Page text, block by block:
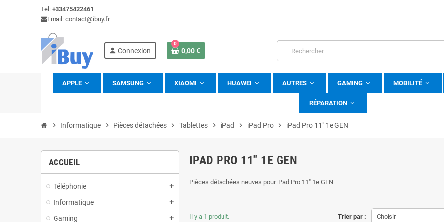
Tel: +33475422461
Email: contact@ibuy.fr
person Connexion
0
0,00 €
view_headline
APPLE SAMSUNG XIAOMI HUAWEI AUTRES GAMING MOBILITÉ
RÉPARATION
chevron_right Informatique chevron_right Pièces détachées chevron_right Tablettes chevron_right iPad chevron_right iPad Pro chevron_right iPad Pro 11" 1e GEN
ACCUEIL
Téléphonie add
Informatique add
Gaming add
IPAD PRO 11" 1E GEN
Pièces détachées neuves pour iPad Pro 11" 1e GEN
Trier par : Choisir
Il y a 1 produit.